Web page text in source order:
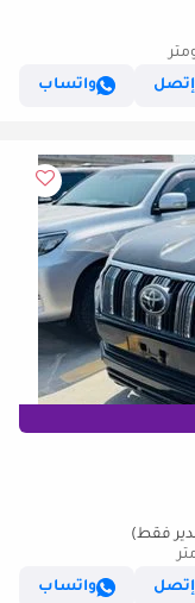
إتصل
واتساب
إتصل
واتساب